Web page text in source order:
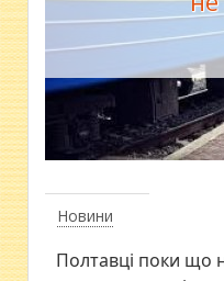
Новини
Полтавці поки що